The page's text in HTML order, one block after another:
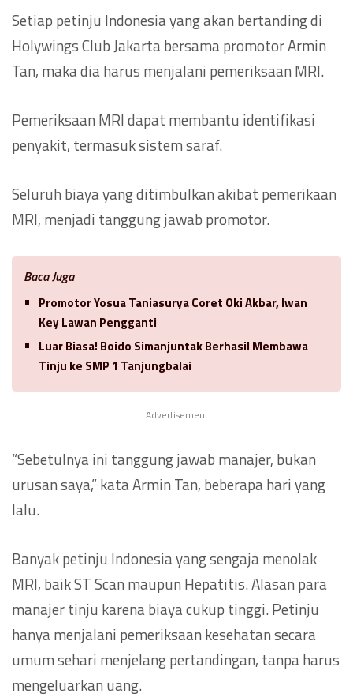
Setiap petinju Indonesia yang akan bertanding di
Holywings Club Jakarta bersama promotor Armin
Tan, maka dia harus menjalani pemeriksaan MRI.
Pemeriksaan MRI dapat membantu identifikasi
penyakit, termasuk sistem saraf.
Seluruh biaya yang ditimbulkan akibat pemerikaan
MRI, menjadi tanggung jawab promotor.
Baca Juga
Promotor Yosua Taniasurya Coret Oki Akbar, Iwan
Key Lawan Pengganti
Luar Biasa! Boido Simanjuntak Berhasil Membawa
Tinju ke SMP 1 Tanjungbalai
Advertisement
“Sebetulnya ini tanggung jawab manajer, bukan
urusan saya,” kata Armin Tan, beberapa hari yang
lalu.
Banyak petinju Indonesia yang sengaja menolak
MRI, baik ST Scan maupun Hepatitis. Alasan para
manajer tinju karena biaya cukup tinggi. Petinju
hanya menjalani pemeriksaan kesehatan secara
umum sehari menjelang pertandingan, tanpa harus
mengeluarkan uang.